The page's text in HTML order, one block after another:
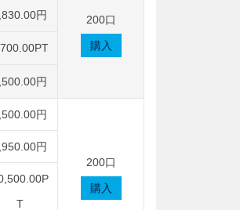
200口
購入
円
円
円
200口
購入
円
T